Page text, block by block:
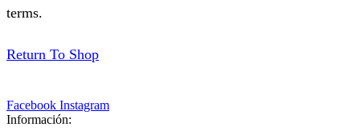
terms.
Return To Shop
Facebook Instagram
Información: